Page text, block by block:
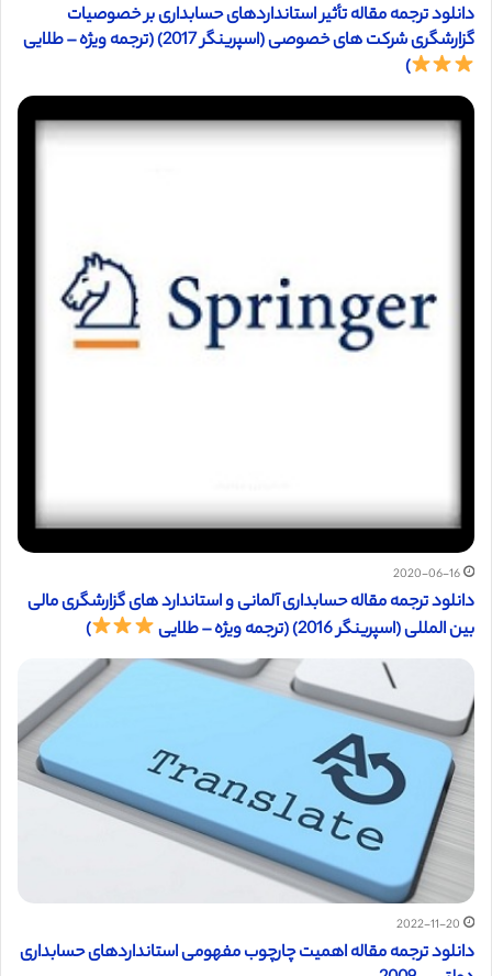
دانلود ترجمه مقاله تأثیر استانداردهای حسابداری بر خصوصیات
گزارشگری شرکت های خصوصی (اسپرینگر 2017) (ترجمه ویژه – طلایی
)
2020-06-16
دانلود ترجمه مقاله حسابداری آلمانی و استاندارد های گزارشگری مالی
بین المللی (اسپرینگر 2016) (ترجمه ویژه – طلایی
)
2022-11-20
دانلود ترجمه مقاله اهمیت چارچوب مفهومی استانداردهای حسابداری